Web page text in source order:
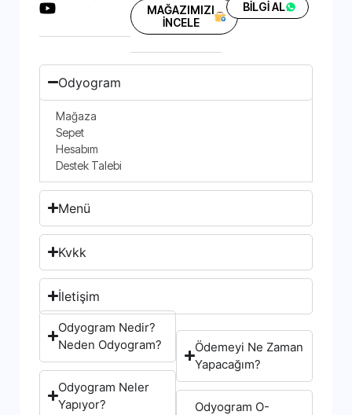
MAĞAZIMIZI
İNCELE
BİLGİ AL
Odyogram
Mağaza
Sepet
Hesabım
Destek Talebi
Menü
Kvkk
İletişim
Odyogram Nedir?
Neden Odyogram?
Odyogram Neler
Yapıyor?
Ödemeyi Ne Zaman
Yapacağım?
Odyogram O-